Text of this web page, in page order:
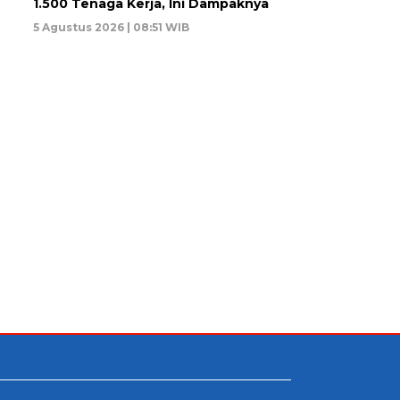
1.500 Tenaga Kerja, Ini Dampaknya
5 Agustus 2026 | 08:51 WIB